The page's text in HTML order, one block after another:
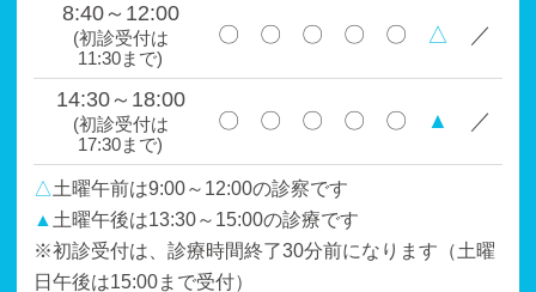
△土曜午前は9:00～12:00の診察です
▲ 土曜午後は13:30～15:00の診療です
※初診受付は、診療時間終了30分前になります（土曜
日午後は15:00まで受付）
8:40～12:00
(初診受付は
11:30まで)
〇 〇 〇 〇 〇 △ ／
14:30～18:00
(初診受付は
17:30まで)
〇 〇 〇 〇 〇 ▲ ／